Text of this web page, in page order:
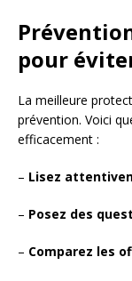
pour
La meilleure
prévention. Voici
efficacement :
– Lisez
– Posez des
– Comparez les